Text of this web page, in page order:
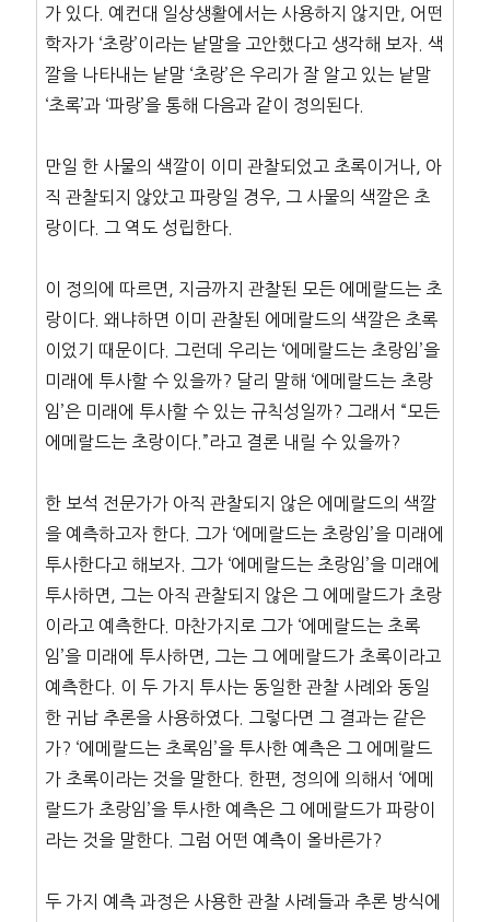
가 있다. 예컨대 일상생활에서는 사용하지 않지만, 어떤
학자가 ‘초랑’이라는 낱말을 고안했다고 생각해 보자. 색
깔을 나타내는 낱말 ‘초랑’은 우리가 잘 알고 있는 낱말
‘초록’과 ‘파랑’을 통해 다음과 같이 정의된다.
만일 한 사물의 색깔이 이미 관찰되었고 초록이거나, 아
직 관찰되지 않았고 파랑일 경우, 그 사물의 색깔은 초
랑이다. 그 역도 성립한다.
이 정의에 따르면, 지금까지 관찰된 모든 에메랄드는 초
랑이다. 왜냐하면 이미 관찰된 에메랄드의 색깔은 초록
이었기 때문이다. 그런데 우리는 ‘에메랄드는 초랑임’을
미래에 투사할 수 있을까? 달리 말해 ‘에메랄드는 초랑
임’은 미래에 투사할 수 있는 규칙성일까? 그래서 “모든
에메랄드는 초랑이다.”라고 결론 내릴 수 있을까?
한 보석 전문가가 아직 관찰되지 않은 에메랄드의 색깔
을 예측하고자 한다. 그가 ‘에메랄드는 초랑임’을 미래에
투사한다고 해보자. 그가 ‘에메랄드는 초랑임’을 미래에
투사하면, 그는 아직 관찰되지 않은 그 에메랄드가 초랑
이라고 예측한다. 마찬가지로 그가 ‘에메랄드는 초록
임’을 미래에 투사하면, 그는 그 에메랄드가 초록이라고
예측한다. 이 두 가지 투사는 동일한 관찰 사례와 동일
한 귀납 추론을 사용하였다. 그렇다면 그 결과는 같은
가? ‘에메랄드는 초록임’을 투사한 예측은 그 에메랄드
가 초록이라는 것을 말한다. 한편, 정의에 의해서 ‘에메
랄드가 초랑임’을 투사한 예측은 그 에메랄드가 파랑이
라는 것을 말한다. 그럼 어떤 예측이 올바른가?
두 가지 예측 과정은 사용한 관찰 사례들과 추론 방식에